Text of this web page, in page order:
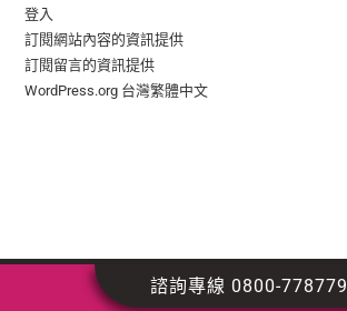
登入
訂閱網站內容的資訊提供
訂閱留言的資訊提供
WordPress.org 台灣繁體中文
諮詢專線 0800-778779